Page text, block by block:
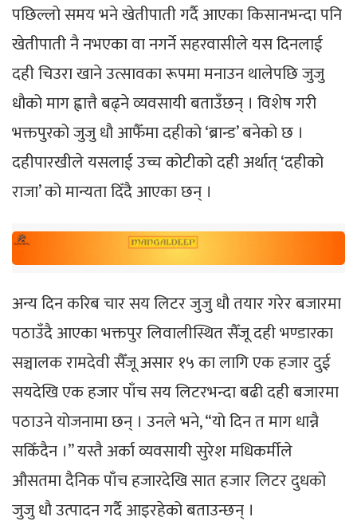
पछिल्लो समय भने खेतीपाती गर्दै आएका किसानभन्दा पनि
खेतीपाती नै नभएका वा नगर्ने सहरवासीले यस दिनलाई
दही चिउरा खाने उत्सावका रूपमा मनाउन थालेपछि जुजु
धौको माग ह्वात्तै बढ्ने व्यवसायी बताउँछन् । विशेष गरी
भक्तपुरको जुजु धौ आफैँमा दहीको ‘ब्रान्ड’ बनेको छ ।
दहीपारखीले यसलाई उच्च कोटीको दही अर्थात् ‘दहीको
राजा’ को मान्यता दिँदै आएका छन् ।
अन्य दिन करिब चार सय लिटर जुजु धौ तयार गरेर बजारमा
पठाउँदै आएका भक्तपुर लिवालीस्थित सैँजू दही भण्डारका
सञ्चालक रामदेवी सैँजू असार १५ का लागि एक हजार दुई
सयदेखि एक हजार पाँच सय लिटरभन्दा बढी दही बजारमा
पठाउने योजनामा छन् । उनले भने, “यो दिन त माग धान्नै
सकिँदैन ।” यस्तै अर्का व्यवसायी सुरेश मधिकर्मीले
औसतमा दैनिक पाँच हजारदेखि सात हजार लिटर दुधको
जुजु धौ उत्पादन गर्दै आइरहेको बताउन्छन् ।